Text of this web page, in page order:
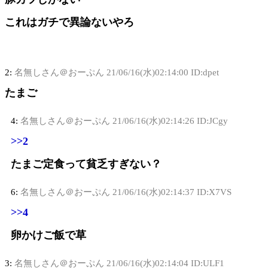
これはガチで異論ないやろ
2: 名無しさん＠おーぷん 21/06/16(水)02:14:00 ID:dpet
たまご
4: 名無しさん＠おーぷん 21/06/16(水)02:14:26 ID:JCgy
>>2
たまご定食って貧乏すぎない？
6: 名無しさん＠おーぷん 21/06/16(水)02:14:37 ID:X7VS
>>4
卵かけご飯で草
3: 名無しさん＠おーぷん 21/06/16(水)02:14:04 ID:ULF1